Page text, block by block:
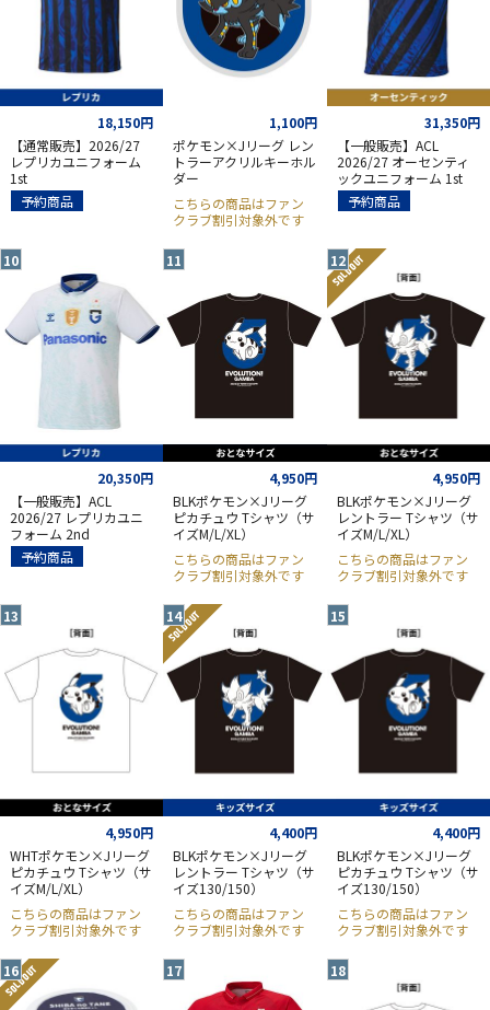
18,150円
【通常販売】2026/27
レプリカユニフォーム
1st
予約商品
1,100円
ポケモン×Jリーグ レン
トラーアクリルキーホル
ダー
こちらの商品はファン
クラブ割引対象外です
31,350円
【一般販売】ACL
2026/27 オーセンティ
ックユニフォーム 1st
予約商品
20,350円
【一般販売】ACL
2026/27 レプリカユニ
フォーム 2nd
予約商品
4,950円
BLKポケモン×Jリーグ
ピカチュウ Tシャツ（サ
イズM/L/XL）
こちらの商品はファン
クラブ割引対象外です
SOLD OUT
4,950円
BLKポケモン×Jリーグ
レントラー Tシャツ（サ
イズM/L/XL）
こちらの商品はファン
クラブ割引対象外です
4,950円
WHTポケモン×Jリーグ
ピカチュウ Tシャツ（サ
イズM/L/XL）
こちらの商品はファン
クラブ割引対象外です
SOLD OUT
4,400円
BLKポケモン×Jリーグ
レントラー Tシャツ（サ
イズ130/150）
こちらの商品はファン
クラブ割引対象外です
4,400円
BLKポケモン×Jリーグ
ピカチュウ Tシャツ（サ
イズ130/150）
こちらの商品はファン
クラブ割引対象外です
SOLD OUT